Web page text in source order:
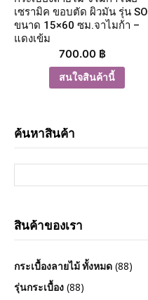
เซรามิค ขอบตัด ผิวมัน รุ่น SO
ขนาด 15×60 ซม.จาไมก้า –
แดงเข้ม
700.00 ฿
สนใจสินค้านี้
ค้นหาสินค้า
สินค้าของเรา
กระเบื้องลายไม้ ทั้งหมด (88)
รุ่นกระเบื้อง (88)